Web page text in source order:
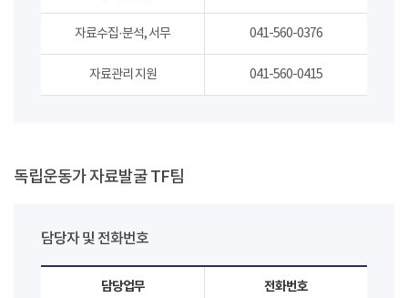
자료수집·분석, 서무 041-560-0376
자료관리 지원 041-560-0415
독립운동가 자료발굴 TF팀
담당자 및 전화번호
담당업무 전화번호